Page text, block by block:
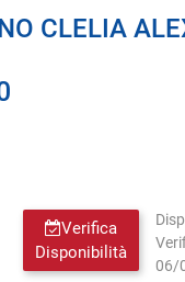
CLELIA
Verifica
Disponibilità
06/